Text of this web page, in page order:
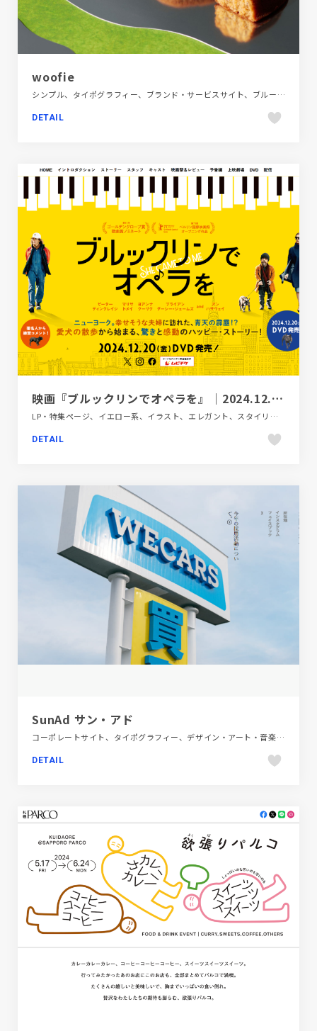
woofie
シンプル、タイポグラフィー、ブランド・サービスサイト、ブルー系、ポップ、施設・店舗サイト、飲食店・グルメ・ウェディング
DETAIL
映画『ブルックリンでオペラを』｜2024.12.20(金) DVD発売！
LP・特集ページ、イエロー系、イラスト、エレガント、スタイリッシュ、テレビ・アニメ・映画・芸能
DETAIL
SunAd サン・アド
コーポレートサイト、タイポグラフィー、デザイン・アート・音楽・文芸、フラットデザイン、ホワイト系、大きめ写真
DETAIL